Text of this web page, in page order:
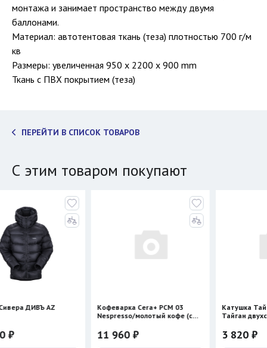
монтажа и занимает пространство между двумя
баллонами.
Материал: автотентовая ткань (теза) плотностью 700 г/м
кв
Размеры: увеличенная 950 х 2200 х 900 mm
Ткань с ПВХ покрытием (теза)
ПЕРЕЙТИ В СПИСОК ТОВАРОВ
С этим товаром покупают
AZ
Кофеварка Cera+ PCM 03
Nespresso/молотый кофе (с
11 960 ₽
Катушка Таймень для
Тайган двухсторонняя